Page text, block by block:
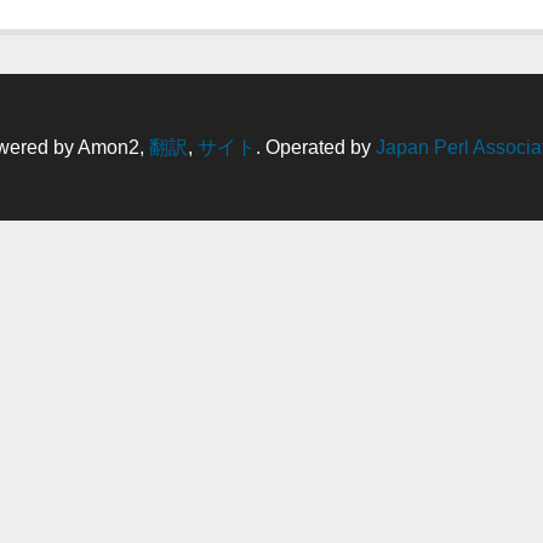
by Amon2, 翻訳, サイト . Operated by Japan Perl